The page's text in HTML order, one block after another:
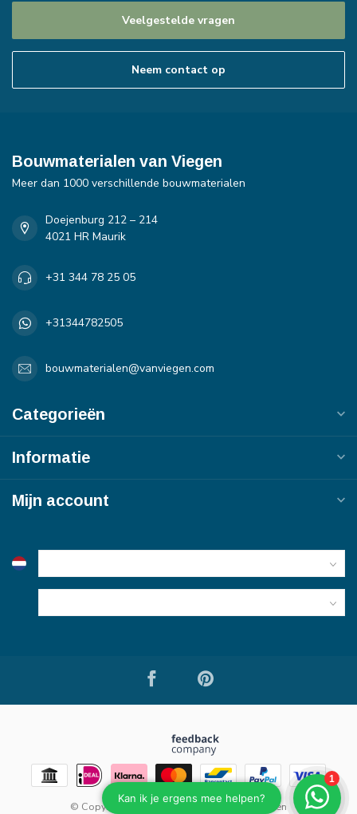
Veelgestelde vragen
Neem contact op
Bouwmaterialen van Viegen
Meer dan 1000 verschillende bouwmaterialen
Doejenburg 212 – 214
4021 HR Maurik
+31 344 78 25 05
+31344782505
bouwmaterialen@vanviegen.com
Categorieën
Informatie
Mijn account
© Copyright 2026 Bouwmaterialen van Viegen